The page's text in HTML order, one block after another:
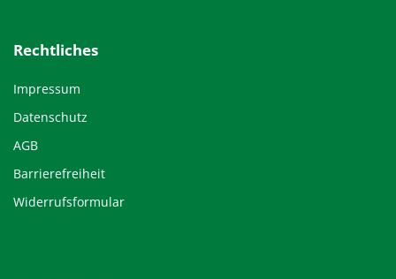
Rechtliches
Impressum
Datenschutz
AGB
Barrierefreiheit
Widerrufsformular